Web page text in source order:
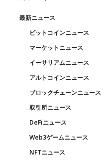
最新ニュース
ビットコインニュース
マーケットニュース
イーサリアムニュース
アルトコインニュース
ブロックチェーンニュース
取引所ニュース
DeFiニュース
Web3ゲームニュース
NFTニュース